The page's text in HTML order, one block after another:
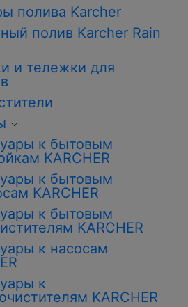
полива Karcher
полив Karcher Rain
и тележки для
к бытовым
KARCHER
к бытовым
KARCHER
к бытовым
KARCHER
к насосам
к
KARCHER